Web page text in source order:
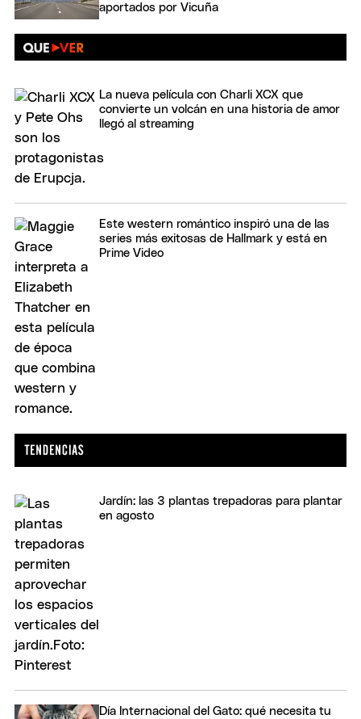
aportados por Vicuña
La nueva película con Charli XCX que
convierte un volcán en una historia de amor
llegó al streaming
Este western romántico inspiró una de las
series más exitosas de Hallmark y está en
Prime Video
Jardín: las 3 plantas trepadoras para plantar
en agosto
Día Internacional del Gato: qué necesita tu